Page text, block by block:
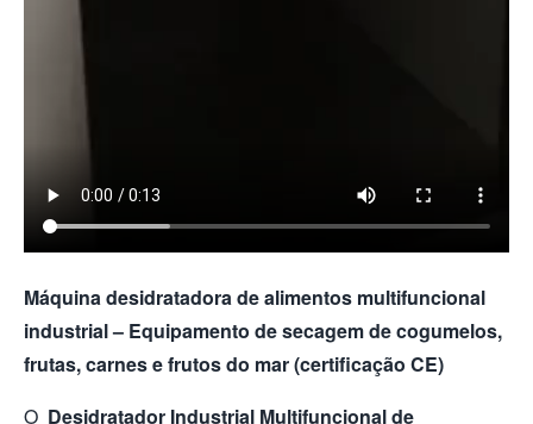
Máquina desidratadora de alimentos multifuncional
industrial – Equipamento de secagem de cogumelos,
frutas, carnes e frutos do mar (certificação CE)
O Desidratador Industrial Multifuncional de